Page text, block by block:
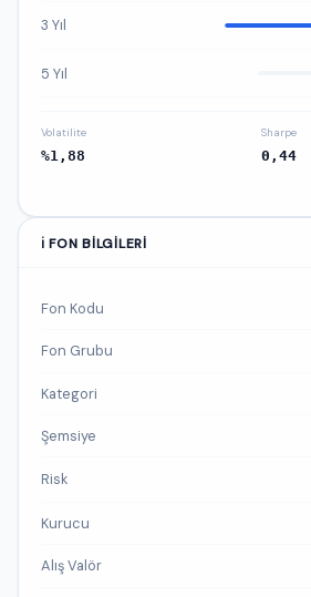
3 Yıl
5 Yıl
Volatilite
%1,88
Sharpe
0,44
ℹ️ FON BILGILERI
Fon Kodu
Fon Grubu
Kategori
Şemsiye
Risk
Kurucu
Alış Valör